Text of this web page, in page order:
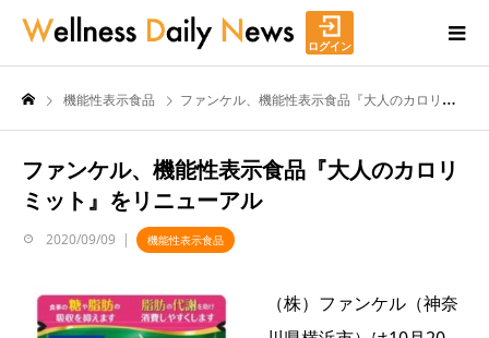
ログイン
機能性表示食品 ファンケル、機能性表示食品『大人のカロリミット』をリニューアル
ファンケル、機能性表示食品『大人のカロリ
ミット』をリニューアル
2020/09/09 機能性表示食品
（株）ファンケル（神奈